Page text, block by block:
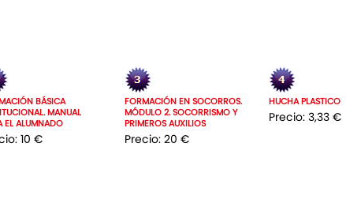
BÁSICA
MANUAL
EL ALUMNADO
10 €
FORMACIÓN EN SOCORROS.
MÓDULO 2. SOCORRISMO Y
PRIMEROS AUXILIOS
Precio: 20 €
HUCHA PLASTICO
Precio: 3,33 €